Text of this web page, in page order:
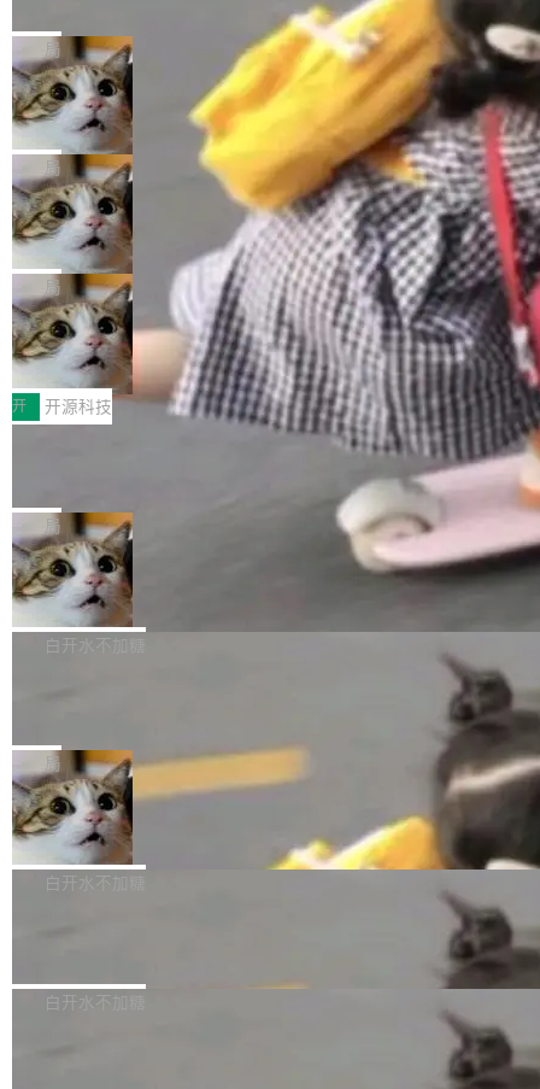
式”为主题，直面AI从实验室走向规模化产业落地
的核心质量命题。会上，《2026智能研发生产力
工具选型手册》发布，Testin云测的Testin XAge
nt智能测试系统入选AI测试领域代表产品。对CI
O而言，这提示了一个转变：AI测试正在从效率
工具升级为企业的质量基础设施。 CIO面对的新
现实 过去两年，CIO们的焦虑清单上多了两项：
一是如何让大模型和智能体应用安全地从PoC走
向生产，二是如何让测试团队跟得上AI应用...
有一种东西，一旦用过就回不去了。Alex Fedos
eev 管它叫"软件设计的基石"。 他说的东西不新
鲜——代数数据类型（ADT），尤其是和类型
（sum type）。但他说清楚了一件事：这不是类
型系统的学术体操，是日常编码的思维方式。 文
章从一个简单的例子切入。一个网站的深色主题
设置，如果用布尔值 + 可空字段来表示——bool
ean 表示是否可切换，nullable 的默认模式、浅
色方案、深色方案——会产生大量无意义的组
合。方案缺了、配置冲突了、全 null 了。要知道
哪些组合有效，作者说，你得靠"文档、校验、或
者部落知识"。 换个写法。Rust 的 enum，两个
变体：Switchable...
局
Cloudflare 开源内部企业 AI 平台 Clou
dflare OS
Cloudflare 发布了一个开源项目 Cloudflare O
S。如果你只看官方博客，你会觉得这是又一
个"AI 知识库 + 聊天机器人"——每个大厂都在
做，没什么新鲜的。 但 Kenton Varda 在 Twitte
r 上把事情说清楚了： 今天我们发布了 Cloudfla
re OS，一个带连接器的聊天机器人，跟其他所
有科技公司做的一样。只不过，实际上它不一
样。这是 Sandstorm.io 的重制版，我十年前的
那个创业公司。不同的是，这次它构建在 Cloudf
lare Workers 上——我花了九年时间搭建的平台
——并且深度集成了 AI。这基本上是我十年秘密
局
Deno 团队开源 Celld，可自托管的分
布式 Durable Objects
Ryan Dahl 领导的 Deno 团队推出了最新开源项
目 Celld，一个能在自己机器上运行 Cloudflare
Workers 和 Durable Objects 的守护进程。 设
计思路很直接：每个对象是一个独立的 SQLite
数据库，按名称寻址，复制到你自己的 S3 兼容
存储库里。节点之间只通过这个存储库协调——
没有控制平面，没有共识协议。每个对象自带一
个小型数据库，应用天然按分片构建，单个数据
库的竞争和爆炸半径问题在设计层面就被消除
了。 闲置的 cell 会休眠到几乎不占资源。当 cel
l 迁移或唤醒时，新宿主从 S3 恢复 SQLite 数据
库继续执行。存储库是持久化的唯一真相...
局
鲁大师7月新机性能/流畅/AI榜：vivo夺
性能、流畅双第一，三星Galaxy Z系列
新折叠缺席
2026年7月的手机市场，由于存储等硬件成本暴
增，手机厂商的日子也不好过啊，新机速度明显
放缓，因此硝烟味淡了许多。新机参数规格除开
高价的三星折叠（三星Galaxy Z Fold8 Ultra / Z
Fold8 / Z Flip8）外，其余要么是中低端机器，
例如iQOO Z11i、REDMI Note 17、REDMI No
te 17 Pro、OPPO K15，要么是vivo X300 E这
样的次旗舰。 Galaxy Z Fold8 Ultra / Z Fold8 /
Z Flip8三款折叠屏新机均在7月22日发布，且全
部搭载骁龙8 Elite Gen5 for Galaxy，它们本该
开 开源科技
Zed 编辑器团队发布了新项目——DeltaDB，一
个在 git commit 之间记录每一次编辑操作的版
本控制系统。目前处于 Early Access 阶段。 De
ltaDB 的核心思路直接写在 landing page 最显
眼的位置：「Software is made between com
mits」——软件是在 commit 之间写出来的。git
是把这段空隙补上。 回退到任何一次编辑：Delt
aDB 捕获 commit 之间的每一次操作，...
局
SpaceXAI 单季资本开支达 183 亿美元
根据风险投资人Tomer Tunguz 博客（VC 分
析）披露的最新分析与第二季度业绩报告，Spac
微软同期总资本开支的四成。 与亚马逊、Alpha
bet、微软以及 Meta 等传统科技巨头相比，Spa
ceXAI的资金消耗速度尤为引人瞩目。然而，支
撑庞大支出的资金来源却呈现出截然不同的面
貌。数据显示，微软和 Meta 主要依托充沛的经
白开水不加糖
一个在终端里运行的编程 agent；Muse Spark
1.2，驱动这个 agent 的新模型。一句话概括：
你可以用 curl -fsSL https://dev.meta.ai/install.
sh | bash 安装一个能在大项目里自动规划、写
代码、验证结果的 AI 终端工具。 据介绍，Muse
个主 agent 循环，外加一组后台 agent。这些后
局
美团开源 LoHoSearch，用知识图谱校
准 AI 能力认知
机器出题的前提，是让机器拥有全局视野。整个
构建流程可以分为四个环节：建图 → 控制难度
白开水不加糖
库，并将作为transport接入Mooncake TENT。
白开水不加糖